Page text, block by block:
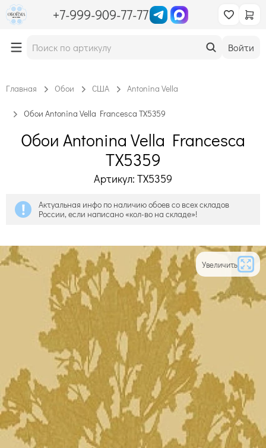
+7-999-909-77-77
Войти
Главная Обои США Antonina Vella
Обои Antonina Vella Francesca TX5359
Обои Antonina Vella Francesca
TX5359
Артикул: TX5359
Актуальная инфо по наличию обоев со всех складов
России, если написано «кол-во на складе»!
Увеличить